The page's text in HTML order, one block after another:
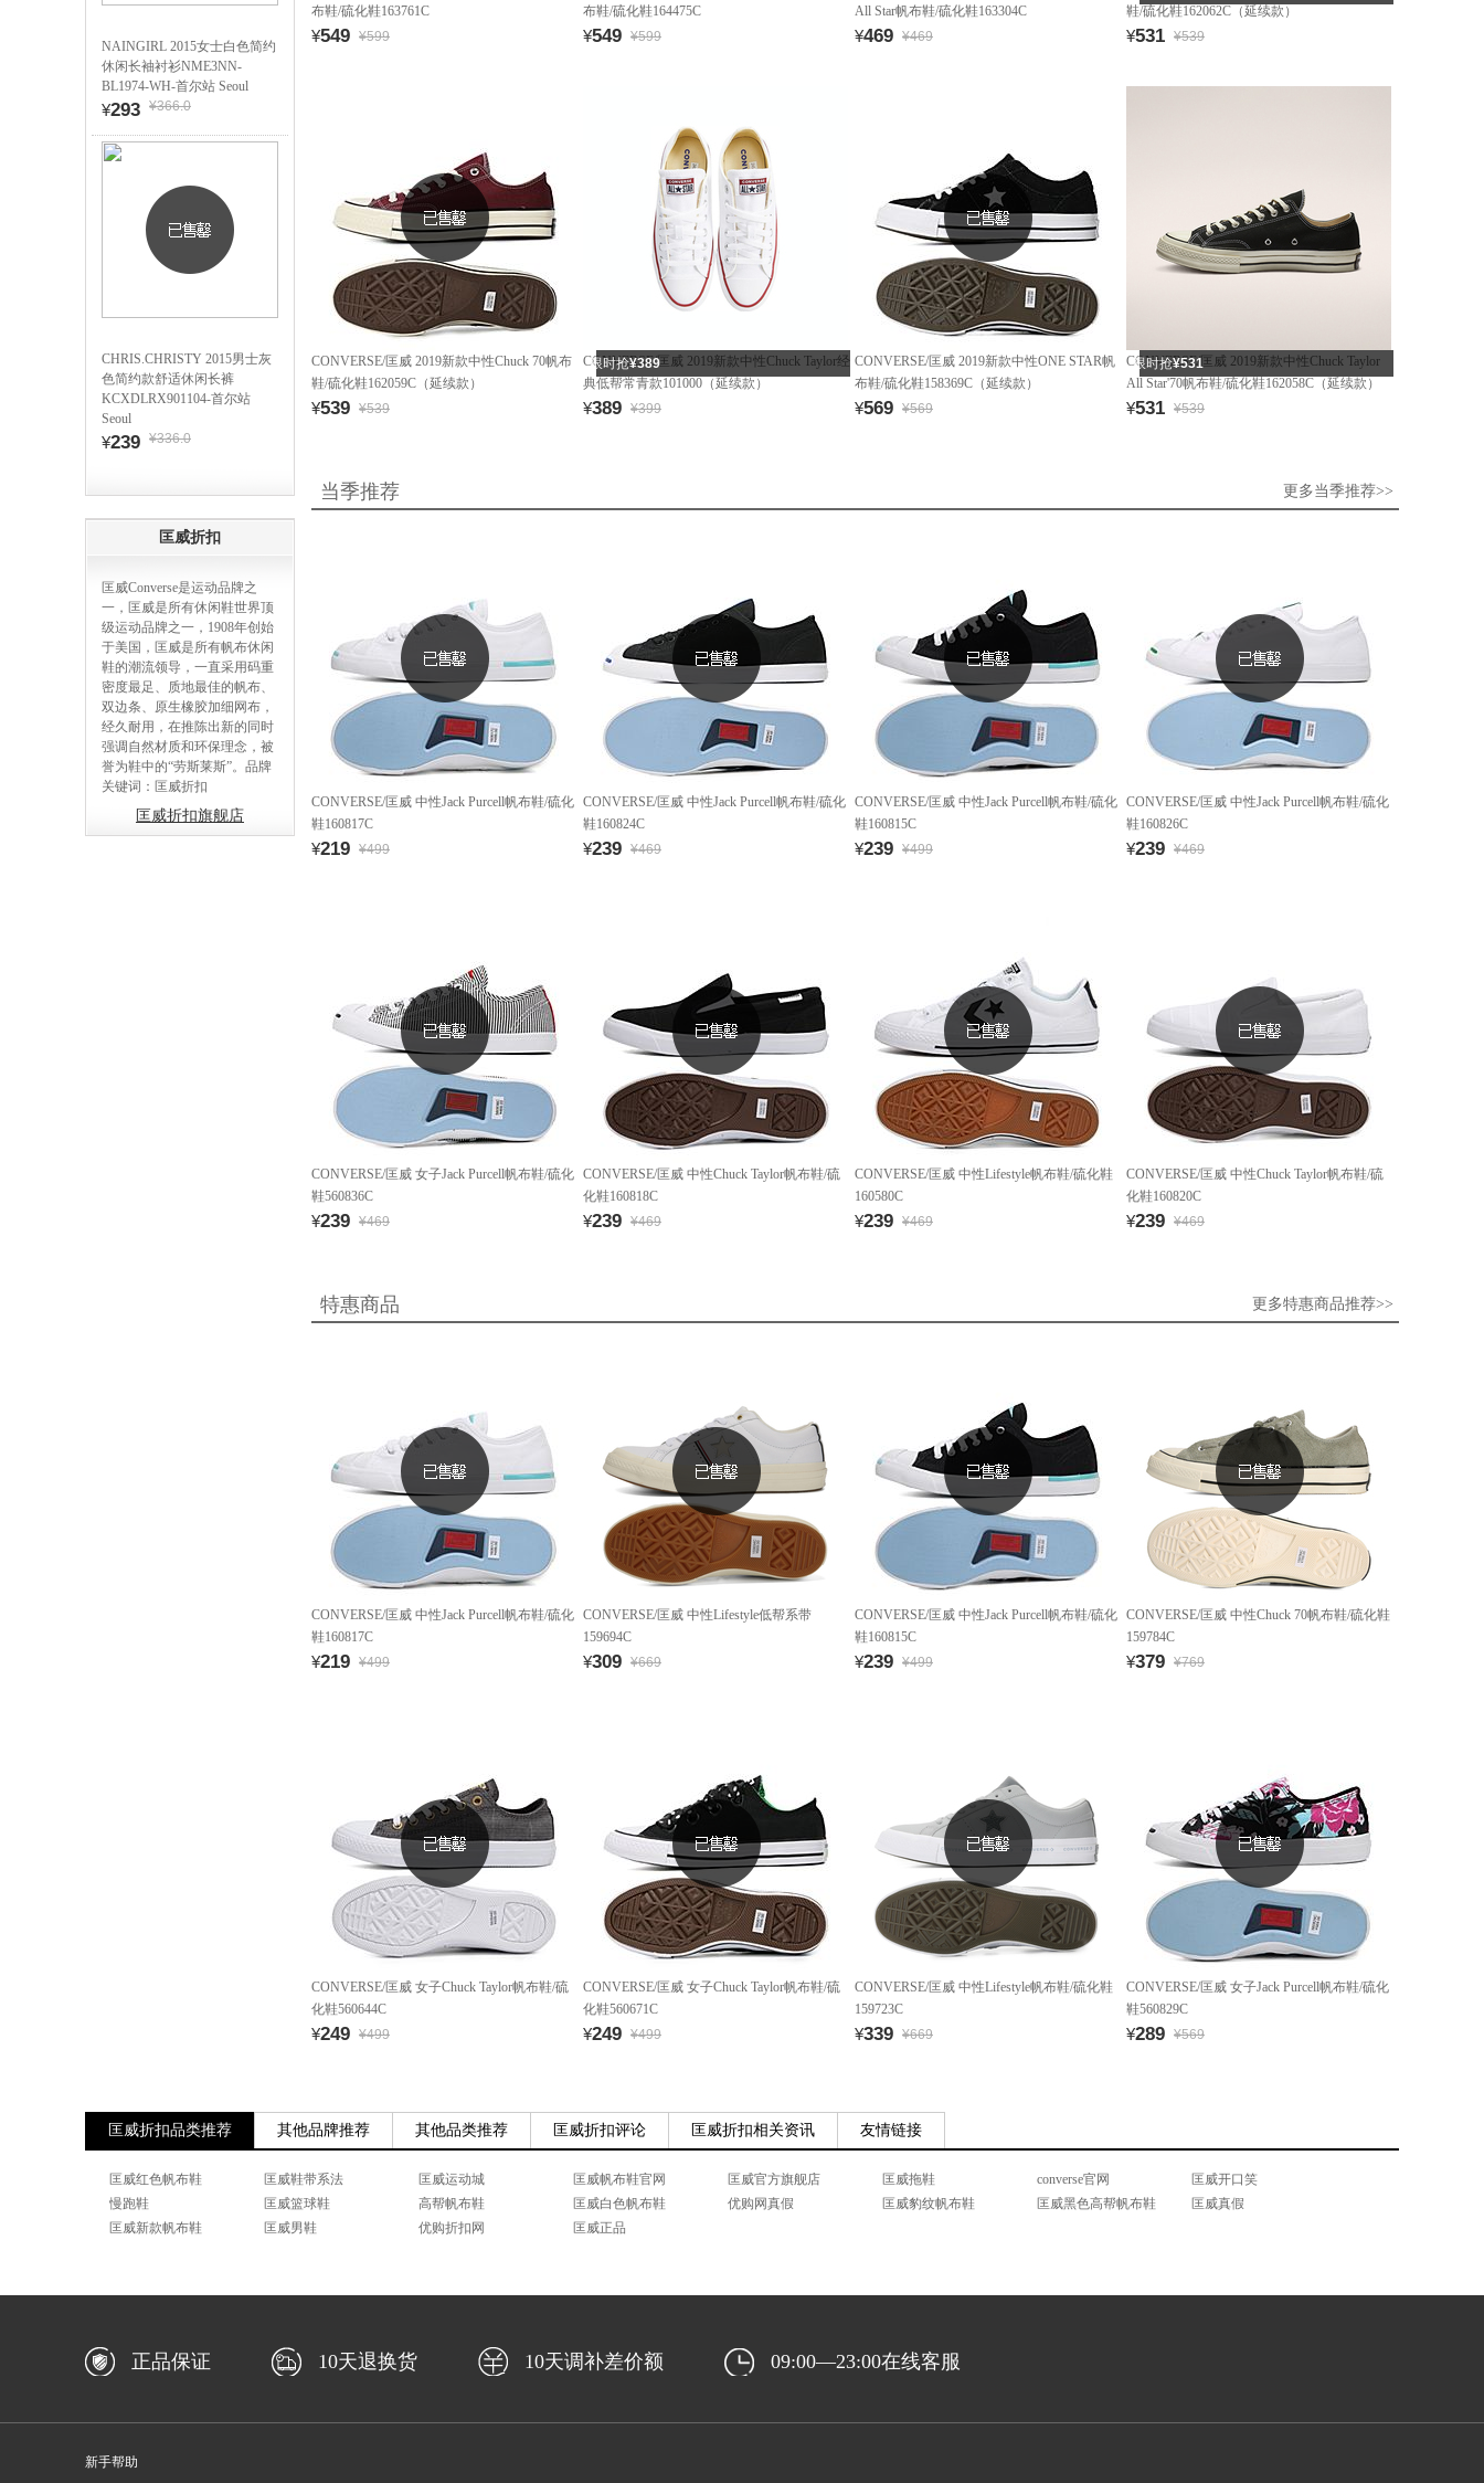
NAINGIRL 2015女士白色简约
休闲长袖衬衫NME3NN-
BL1974-WH-首尔站 Seoul
¥293 ¥366.0
CHRIS.CHRISTY 2015男士灰
色简约款舒适休闲长裤
KCXDLRX901104-首尔站
Seoul
¥239 ¥336.0
匡威折扣
匡威Converse是运动品牌之
一，匡威是所有休闲鞋世界顶
级运动品牌之一，1908年创始
于美国，匡威是所有帆布休闲
鞋的潮流领导，一直采用码重
密度最足、质地最佳的帆布、
双边条、原生橡胶加细网布，
经久耐用，在推陈出新的同时
强调自然材质和环保理念，被
誉为鞋中的“劳斯莱斯”。品牌
关键词：匡威折扣
匡威折扣旗舰店
布鞋/硫化鞋163761C
¥549 ¥599
布鞋/硫化鞋164475C
¥549 ¥599
All Star帆布鞋/硫化鞋163304C
¥469 ¥469
鞋/硫化鞋162062C（延续款）
¥531 ¥539
CONVERSE/匡威 2019新款中性Chuck 70帆布
鞋/硫化鞋162059C（延续款）
¥539 ¥539
限时抢¥389
CONVERSE/匡威 2019新款中性Chuck Taylor经
典低帮常青款101000（延续款）
¥389 ¥399
CONVERSE/匡威 2019新款中性ONE STAR帆
布鞋/硫化鞋158369C（延续款）
¥569 ¥569
限时抢¥531
CONVERSE/匡威 2019新款中性Chuck Taylor
All Star'70帆布鞋/硫化鞋162058C（延续款）
¥531 ¥539
当季推荐 更多当季推荐>>
CONVERSE/匡威 中性Jack Purcell帆布鞋/硫化
鞋160817C
¥219 ¥499
CONVERSE/匡威 中性Jack Purcell帆布鞋/硫化
鞋160824C
¥239 ¥469
CONVERSE/匡威 中性Jack Purcell帆布鞋/硫化
鞋160815C
¥239 ¥499
CONVERSE/匡威 中性Jack Purcell帆布鞋/硫化
鞋160826C
¥239 ¥469
CONVERSE/匡威 女子Jack Purcell帆布鞋/硫化
鞋560836C
¥239 ¥469
CONVERSE/匡威 中性Chuck Taylor帆布鞋/硫
化鞋160818C
¥239 ¥469
CONVERSE/匡威 中性Lifestyle帆布鞋/硫化鞋
160580C
¥239 ¥469
CONVERSE/匡威 中性Chuck Taylor帆布鞋/硫
化鞋160820C
¥239 ¥469
特惠商品 更多特惠商品推荐>>
CONVERSE/匡威 中性Jack Purcell帆布鞋/硫化
鞋160817C
¥219 ¥499
CONVERSE/匡威 中性Lifestyle低帮系带
159694C
¥309 ¥669
CONVERSE/匡威 中性Jack Purcell帆布鞋/硫化
鞋160815C
¥239 ¥499
CONVERSE/匡威 中性Chuck 70帆布鞋/硫化鞋
159784C
¥379 ¥769
CONVERSE/匡威 女子Chuck Taylor帆布鞋/硫
化鞋560644C
¥249 ¥499
CONVERSE/匡威 女子Chuck Taylor帆布鞋/硫
化鞋560671C
¥249 ¥499
CONVERSE/匡威 中性Lifestyle帆布鞋/硫化鞋
159723C
¥339 ¥669
CONVERSE/匡威 女子Jack Purcell帆布鞋/硫化
鞋560829C
¥289 ¥569
匡威折扣品类推荐 其他品牌推荐 其他品类推荐 匡威折扣评论 匡威折扣相关资讯 友情链接
匡威红色帆布鞋 匡威鞋带系法 匡威运动城 匡威帆布鞋官网 匡威官方旗舰店 匡威拖鞋 converse官网
匡威开口笑
慢跑鞋
匡威篮球鞋 高帮帆布鞋 匡威白色帆布鞋 优购网真假 匡威豹纹帆布鞋 匡威黑色高帮帆布鞋
匡威真假
匡威新款帆布鞋
匡威男鞋 优购折扣网 匡威正品
正品保证 10天退换货 10天调补差价额 09:00—23:00在线客服
新手帮助